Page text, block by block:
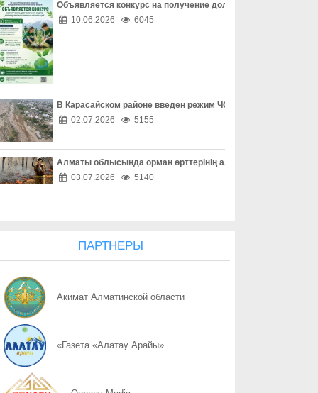
07.08 Защита детей требует совместных действий
07.08 Свыше 1900 ИИ-фильмов из более чем 90 стран поступило на
07.08 У граждан высокие ожидания от выборов в Курултай – опрос
07.08 ОТБАСЫ – ОТАН ҚОРҒАУШЫНЫҢ БЕРІК ТІРЕГІ
07.08 Еліміздің ертеңі – әрбір азаматтың таңдауында
07.08 Более 100 объектов планируется построить в Алматинской
07.08 КАК ЛЕГКО НАЙТИ СВОЙ УЧАСТОК ДЛЯ ГОЛОСОВАНИЯ?
07.08
07.08
Объявляется конкурс на получение долгосрочного гранта
10.06.2026
6045
В Карасайском районе введен режим ЧС местного масштаба
02.07.2026
5155
Алматы облысында орман өрттерінің алдын алу жұмыстары
03.07.2026
5140
ПАРТНЕРЫ
Акимат Алматинской области
«Газета «Алатау Арайы»